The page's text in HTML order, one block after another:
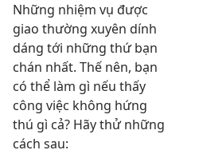
Những nhiệm vụ được
giao thường xuyên dính
dáng tới những thứ bạn
chán nhất. Thế nên, bạn
có thể làm gì nếu thấy
công việc không hứng
thú gì cả? Hãy thử những
cách sau: